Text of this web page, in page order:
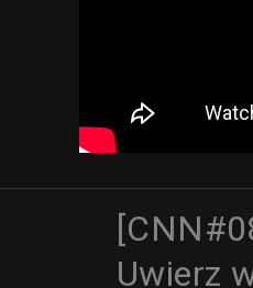
Uwierz